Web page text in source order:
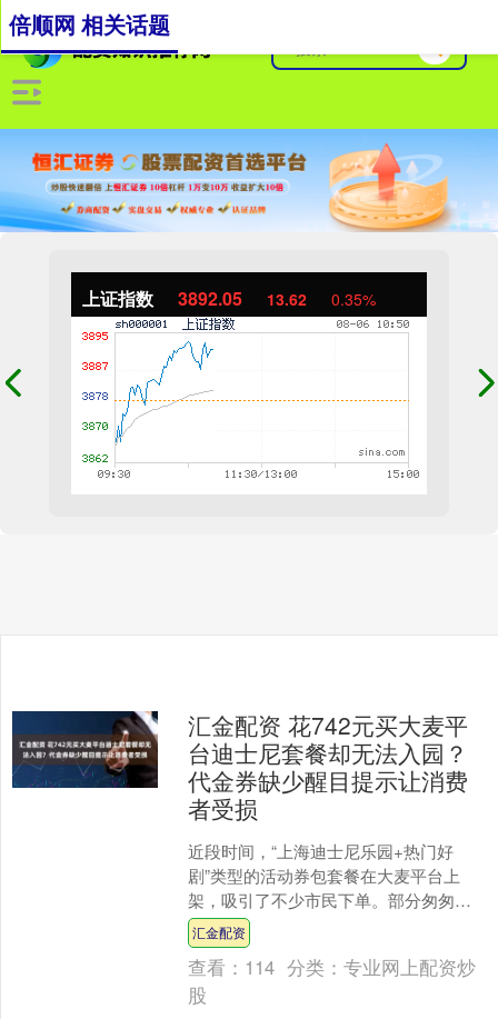
上证指数 3892.05 13.62 0.35%
倍顺网 相关话题
汇金配资 花742元买大麦平
台迪士尼套餐却无法入园？
代金券缺少醒目提示让消费
者受损
近段时间，“上海迪士尼乐园+热门好
剧”类型的活动券包套餐在大麦平台上
架，吸引了不少市民下单。部分匆匆下
单的消费者向解放日报·上观新闻“民声直
通车”平台留言反映，....
汇金配资
查看： 114 分类：专业网上配资炒
股